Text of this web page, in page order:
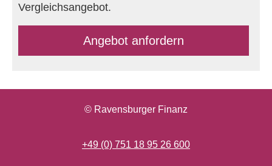
Vergleichsangebot.
An­ge­bot an­for­dern
© Ravensburger Finanz
+49 (0) 751 18 95 26 600